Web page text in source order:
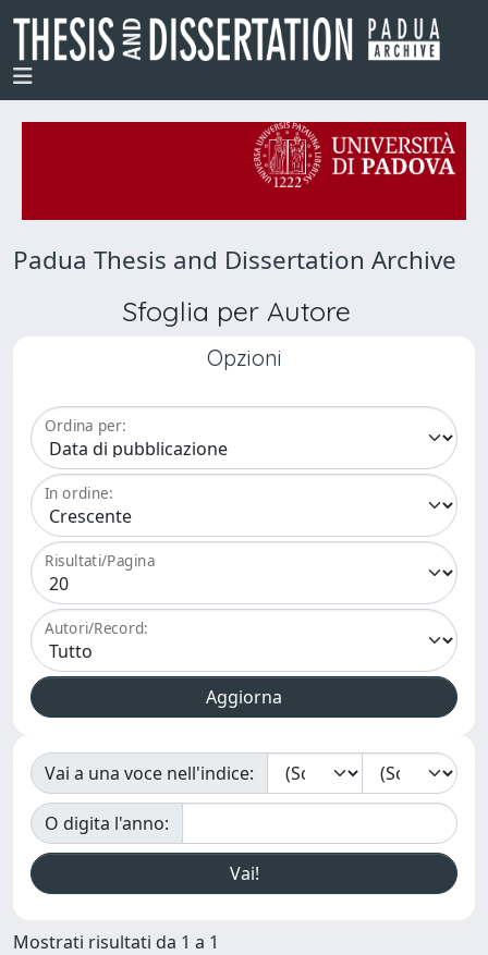
Padua Thesis and Dissertation Archive
Sfoglia per Autore
Opzioni
Ordina per:
In ordine:
Risultati/Pagina
Autori/Record:
Vai a una voce nell'indice:
O digita l'anno:
Mostrati risultati da 1 a 1